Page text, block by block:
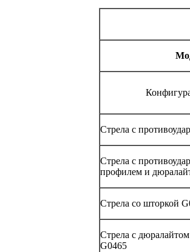
Стрела с
Стрела с
профилем и
Стрела со шторкой
Стрела с
G0465